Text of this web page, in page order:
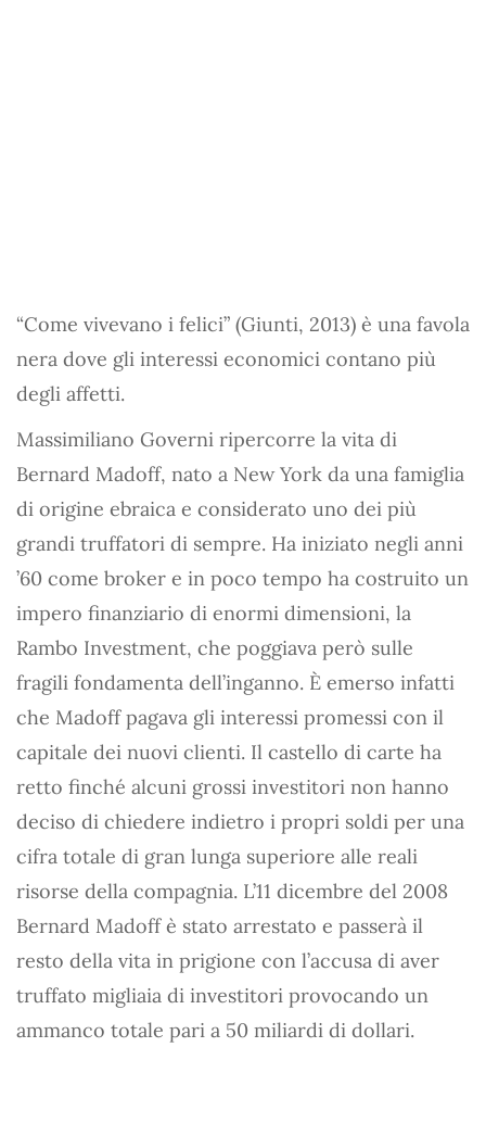
“Come vivevano i felici” (Giunti, 2013) è una favola
nera dove gli interessi economici contano più
degli affetti.
Massimiliano Governi ripercorre la vita di
Bernard Madoff, nato a New York da una famiglia
di origine ebraica e considerato uno dei più
grandi truffatori di sempre. Ha iniziato negli anni
’60 come broker e in poco tempo ha costruito un
impero finanziario di enormi dimensioni, la
Rambo Investment, che poggiava però sulle
fragili fondamenta dell’inganno. È emerso infatti
che Madoff pagava gli interessi promessi con il
capitale dei nuovi clienti. Il castello di carte ha
retto finché alcuni grossi investitori non hanno
deciso di chiedere indietro i propri soldi per una
cifra totale di gran lunga superiore alle reali
risorse della compagnia. L’11 dicembre del 2008
Bernard Madoff è stato arrestato e passerà il
resto della vita in prigione con l’accusa di aver
truffato migliaia di investitori provocando un
ammanco totale pari a 50 miliardi di dollari.